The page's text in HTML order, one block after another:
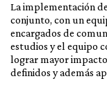
La implementación
conjunto, con un
encargados de
estudios y el equipo
lograr mayor
definidos y además